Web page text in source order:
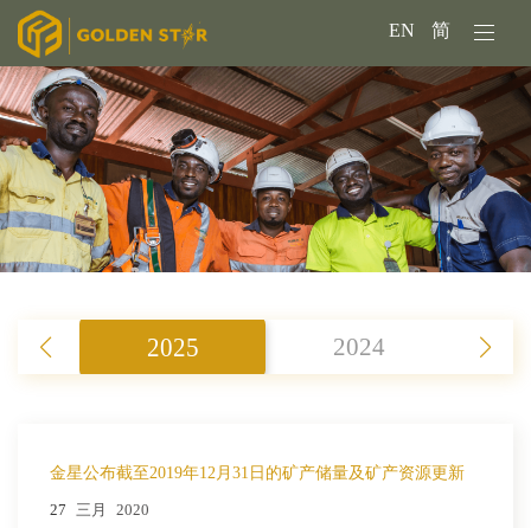
EN 简
2025 2024
金星公布截至2019年12月31日的矿产储量及矿产资源更新
27 三月 2020